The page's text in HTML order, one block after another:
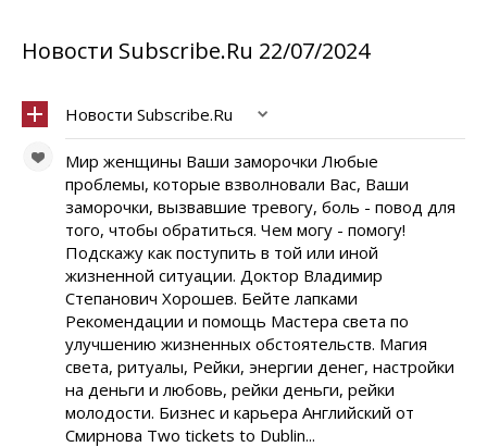
Новости Subscribe.Ru 22/07/2024
Новости Subscribe.Ru
Мир женщины Ваши заморочки Любые
проблемы, которые взволновали Вас, Ваши
заморочки, вызвавшие тревогу, боль - повод для
того, чтобы обратиться. Чем могу - помогу!
Подскажу как поступить в той или иной
жизненной ситуации. Доктор Владимир
Степанович Хорошев. Бейте лапками
Рекомендации и помощь Мастера света по
улучшению жизненных обстоятельств. Магия
света, ритуалы, Рейки, энергии денег, настройки
на деньги и любовь, рейки деньги, рейки
молодости. Бизнес и карьера Английский от
Смирнова Two tickets to Dublin...